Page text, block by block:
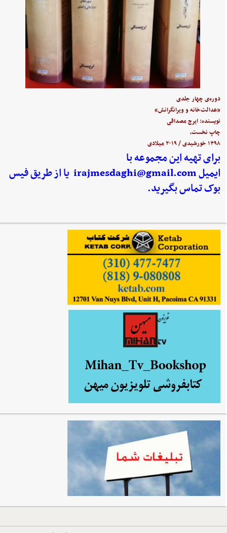
دوره‌ی چهار جلدی
«عدالت‌خانه و ویرانگرانش»
نویسنده: ایرج مصداقی
چاپ نخست،
۱۳۹۸ خورشیدی / ۲۰۱۹ میلادی
برای تهیه این مجموعه با
ایمیلirajmesdaghi@gmail.com یا از طریق فیس
بوک تماس بگیرید.